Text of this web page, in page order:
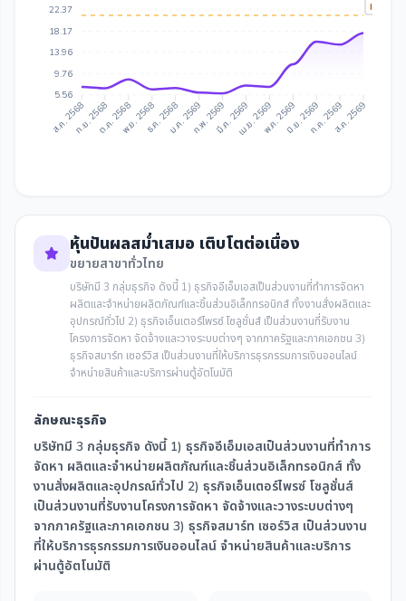
22.37
18.17
13.96
9.76
5.56
ส.ค. 2568ก.ย. 2568ต.ค. 2568พ.ย. 2568ธ.ค. 2568ม.ค. 2569ก.พ. 2569มี.ค. 2569เม.ย. 2569พ.ค. 2569มิ.ย. 2569ก.ค. 2569ส.ค. 2569
IAA
หุ้นปันผลสม่ำเสมอ เติบโตต่อเนื่อง
ขยายสาขาทั่วไทย
บริษัทมี 3 กลุ่มธุรกิจ ดังนี้ 1) ธุรกิจอีเอ็มเอสเป็นส่วนงานที่ทำการจัดหา
ผลิตและจำหน่ายผลิตภัณฑ์และชิ้นส่วนอิเล็กทรอนิกส์ ทั้งงานสั่งผลิตและ
อุปกรณ์ทั่วไป 2) ธุรกิจเอ็นเตอร์ไพรซ์ โซลูชั่นส์ เป็นส่วนงานที่รับงาน
โครงการจัดหา จัดจ้างและวางระบบต่างๆ จากภาครัฐและภาคเอกชน 3)
ธุรกิจสมาร์ท เซอร์วิส เป็นส่วนงานที่ให้บริการธุรกรรมการเงินออนไลน์
จำหน่ายสินค้าและบริการผ่านตู้อัตโนมัติ
ลักษณะธุรกิจ
บริษัทมี 3 กลุ่มธุรกิจ ดังนี้ 1) ธุรกิจอีเอ็มเอสเป็นส่วนงานที่ทำการ
จัดหา ผลิตและจำหน่ายผลิตภัณฑ์และชิ้นส่วนอิเล็กทรอนิกส์ ทั้ง
งานสั่งผลิตและอุปกรณ์ทั่วไป 2) ธุรกิจเอ็นเตอร์ไพรซ์ โซลูชั่นส์
เป็นส่วนงานที่รับงานโครงการจัดหา จัดจ้างและวางระบบต่างๆ
จากภาครัฐและภาคเอกชน 3) ธุรกิจสมาร์ท เซอร์วิส เป็นส่วนงาน
ที่ให้บริการธุรกรรมการเงินออนไลน์ จำหน่ายสินค้าและบริการ
ผ่านตู้อัตโนมัติ